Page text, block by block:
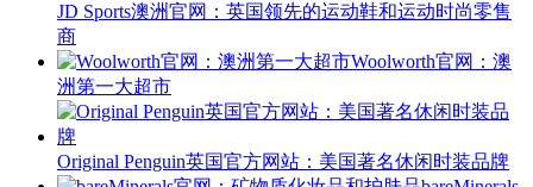
JD Sports澳洲官网：英国领先的运动鞋和运动时尚零售
商
Woolworth官网：澳
洲第一大超市
Original Penguin英国官方网站：美国著名休闲时装品牌